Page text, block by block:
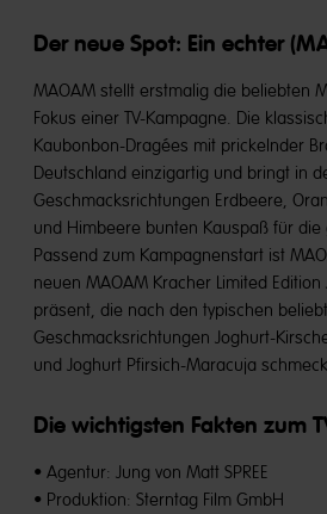
Der neue Spot: Ein echter
MAOAM stellt erstmalig die beliebten
Fokus einer TV-Kampagne. Die
Kaubonbon-Dragées mit prickelnder
Deutschland einzigartig und bringt in
Geschmacksrichtungen Erdbeere,
und Himbeere bunten Kauspaß für die
Passend zum Kampagnenstart ist
neuen MAOAM Kracher Limited
präsent, die nach den typischen
Geschmacksrichtungen Joghurt-
und Joghurt Pfirsich-Maracuja
Die wichtigsten Fakten zum
• Agentur: Jung von Matt SPREE
• Produktion: Sterntag Film GmbH